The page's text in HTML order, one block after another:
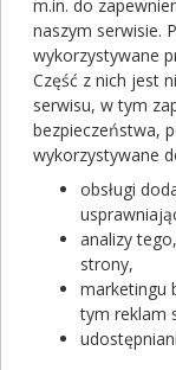
Dotyczy
Dotyczy:
Zobacz, która
Sprawdzaj
m.in. do
naszym serwisie.
wykorzystywane
Część z nich jest
serwisu, w tym
bezpieczeństwa,
wykorzystywane
obsługi
analizy
strony,
marketingu
tym reklam